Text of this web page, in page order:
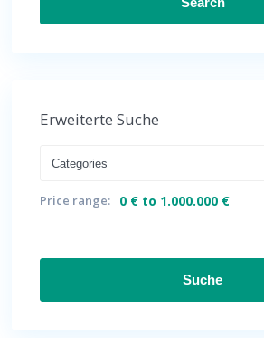
Erweiterte Suche
Categories
Price range: 0 € to 1.000.000 €
Suche